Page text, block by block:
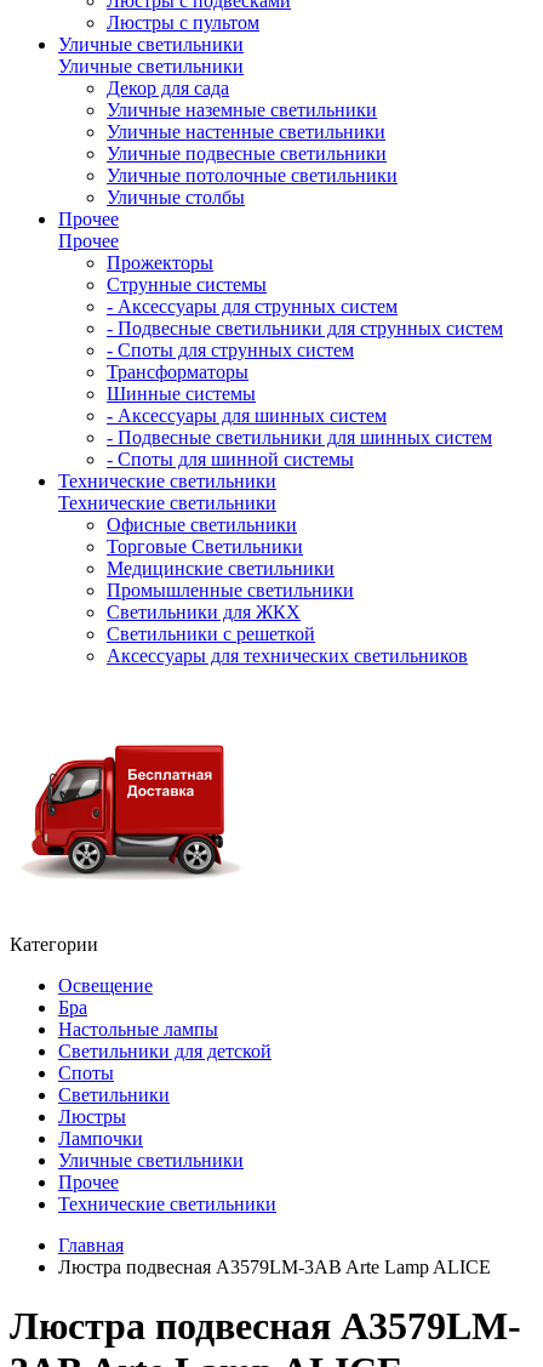
Люстры с пультом
Уличные светильники
Уличные светильники
Декор для сада
Уличные наземные светильники
Уличные настенные светильники
Уличные подвесные светильники
Уличные потолочные светильники
Уличные столбы
Прочее
Прочее
Прожекторы
Струнные системы
- Аксессуары для струнных систем
- Подвесные светильники для струнных систем
- Споты для струнных систем
Трансформаторы
Шинные системы
- Аксессуары для шинных систем
- Подвесные светильники для шинных систем
- Споты для шинной системы
Технические светильники
Технические светильники
Офисные светильники
Торговые Светильники
Медицинские светильники
Промышленные светильники
Светильники для ЖКХ
Светильники с решеткой
Аксессуары для технических светильников
Категории
Освещение
Бра
Настольные лампы
Светильники для детской
Споты
Светильники
Люстры
Лампочки
Уличные светильники
Прочее
Технические светильники
Главная
Люстра подвесная A3579LM-3AB Arte Lamp ALICE
Люстра подвесная A3579LM-